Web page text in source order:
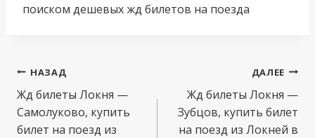
поиском дешевых жд билетов на поезда
Навигация
по
записям
НАЗАД
Жд билеты Локня —
Самолуково, купить
билет на поезд из
ДАЛЕЕ
Жд билеты Локня —
Зубцов, купить билет
на поезд из Локней в